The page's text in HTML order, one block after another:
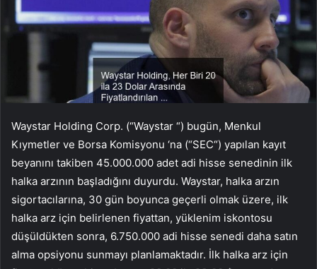
Waystar Holding Corp. (“Waystar “) bugün, Menkul
Kıymetler ve Borsa Komisyonu ‘na (“SEC“) yapılan kayıt
beyanını takiben 45.000.000 adet adi hisse senedinin ilk
halka arzının başladığını duyurdu. Waystar, halka arzın
sigortacılarına, 30 gün boyunca geçerli olmak üzere, ilk
halka arz için belirlenen fiyattan, yüklenim iskontosu
düşüldükten sonra, 6.750.000 adi hisse senedi daha satın
alma opsiyonu sunmayı planlamaktadır. İlk halka arz için